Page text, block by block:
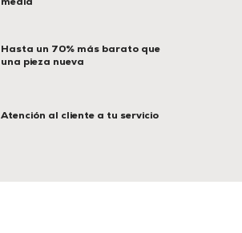
Hasta un 70% más barato que
una pieza nueva
Atención al cliente a tu servicio